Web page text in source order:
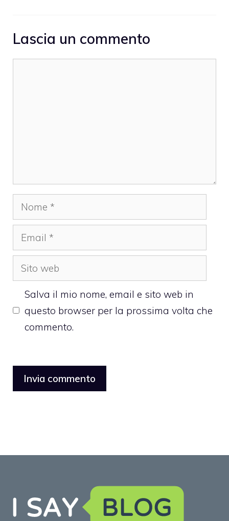
Lascia un commento
Nome
Email
Sito
web
Salva il mio nome, email e sito web in
questo browser per la prossima volta che
commento.